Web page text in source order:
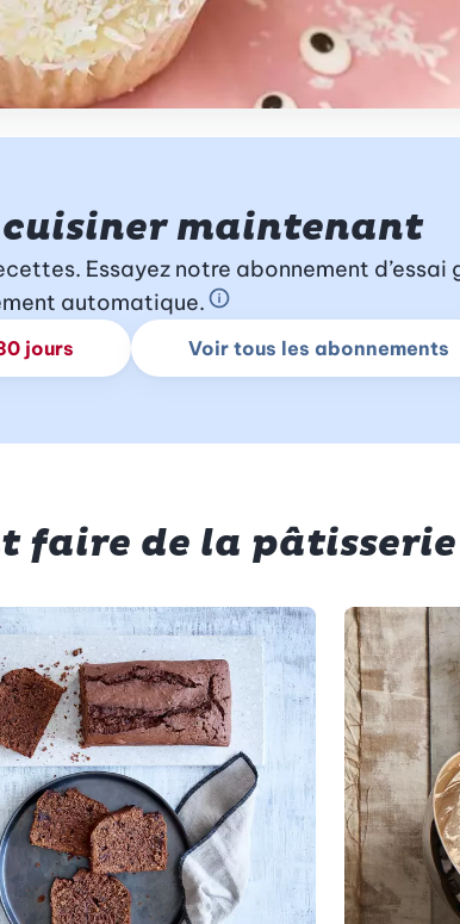
cuisiner maintenant
Essayez notre abonnement
automatique. En savoir plus sur
jours
Voir tous les abonnements
faire de la pâtisserie